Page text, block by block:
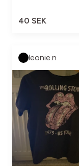
40 SEK
leonie.n